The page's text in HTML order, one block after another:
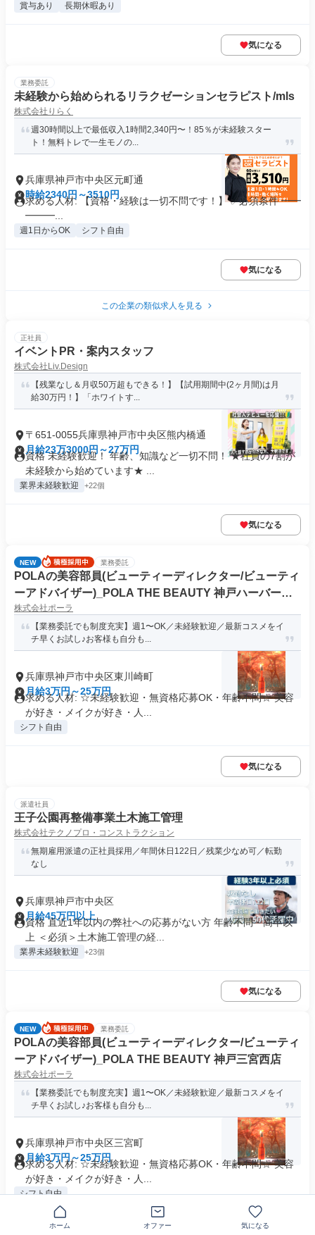
賞与あり 長期休暇あり
気になる
業務委託
未経験から始められるリラクゼーションセラピスト/mls
株式会社りらく
週30時間以上で最低収入1時間2,340円〜！85％が未経験スター
ト！無料トレで一生モノの...
兵庫県神戸市中央区元町通
時給2340円～3510円
求める人材: 【資格・経験は一切不問です！】 ✅必須条件 ━━
━━━...
週1日からOK シフト自由
気になる
この企業の類似求人を見る
正社員
イベントPR・案内スタッフ
株式会社Liv.Design
【残業なし＆月収50万超もできる！】【試用期間中(2ヶ月間)は月
給30万円！】「ホワイトす...
〒651-0055兵庫県神戸市中央区熊内橋通
月給23万3000円～27万円
資格 未経験歓迎！ 年齢、知識など一切不問！ ★社員の7割が
未経験から始めています★ ...
業界未経験歓迎 +22個
気になる
NEW 業務委託
POLAの美容部員(ビューティーディレクター/ビューティ
ーアドバイザー)_POLA THE BEAUTY 神戸ハーバーラ
ンド店
株式会社ポーラ
【業務委託でも制度充実】週1〜OK／未経験歓迎／最新コスメをイ
チ早くお試し♪お客様も自分も...
兵庫県神戸市中央区東川崎町
月給3万円～25万円
求める人材: ☆未経験歓迎・無資格応募OK・年齢不問☆ 美容
が好き・メイクが好き・人...
シフト自由
気になる
派遣社員
王子公園再整備事業土木施工管理
株式会社テクノプロ・コンストラクション
無期雇用派遣の正社員採用／年間休日122日／残業少なめ可／転勤
なし
兵庫県神戸市中央区
月給45万円以上
資格 直近1年以内の弊社への応募がない方 年齢不問・高卒以
上 ＜必須＞土木施工管理の経...
業界未経験歓迎 +23個
気になる
NEW 業務委託
POLAの美容部員(ビューティーディレクター/ビューティ
ーアドバイザー)_POLA THE BEAUTY 神戸三宮西店
株式会社ポーラ
【業務委託でも制度充実】週1〜OK／未経験歓迎／最新コスメをイ
チ早くお試し♪お客様も自分も...
兵庫県神戸市中央区三宮町
月給3万円～25万円
求める人材: ☆未経験歓迎・無資格応募OK・年齢不問☆ 美容
が好き・メイクが好き・人...
シフト自由
ホーム オファー 気になる